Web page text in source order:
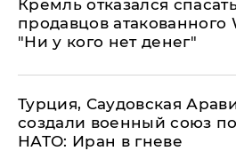
Кремль отказался
продавцов атакованного
"Ни у кого нет денег"
Турция, Саудовская
создали военный союз
НАТО: Иран в гневе